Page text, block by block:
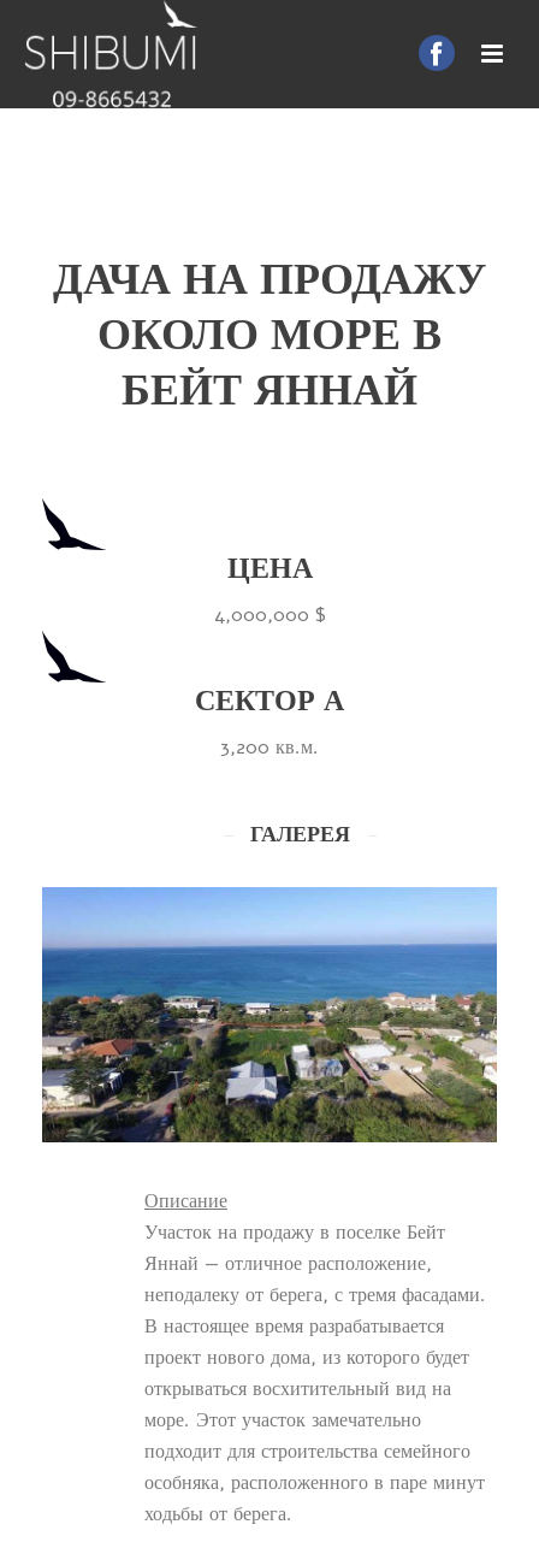
ДАЧА НА ПРОДАЖУ
ОКОЛО МОРЕ В
БЕЙТ ЯННАЙ
ЦЕНА
4,000,000 $
СЕКТОР А
3,200 кв.м.
ГАЛЕРЕЯ
Описание
Участок на продажу в поселке Бейт
Яннай — отличное расположение,
неподалеку от берега, с тремя фасадами.
В настоящее время разрабатывается
проект нового дома, из которого будет
открываться восхитительный вид на
море. Этот участок замечательно
подходит для строительства семейного
особняка, расположенного в паре минут
ходьбы от берега.